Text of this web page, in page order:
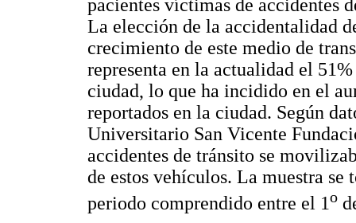
pacientes víctimas de accidentes
La elección de la accidentalidad
crecimiento de este medio de
representa en la actualidad el
ciudad, lo que ha incidido en el
reportados en la ciudad. Según
Universitario San Vicente
accidentes de tránsito se
de estos vehículos. La muestra se
periodo comprendido entre el 1o